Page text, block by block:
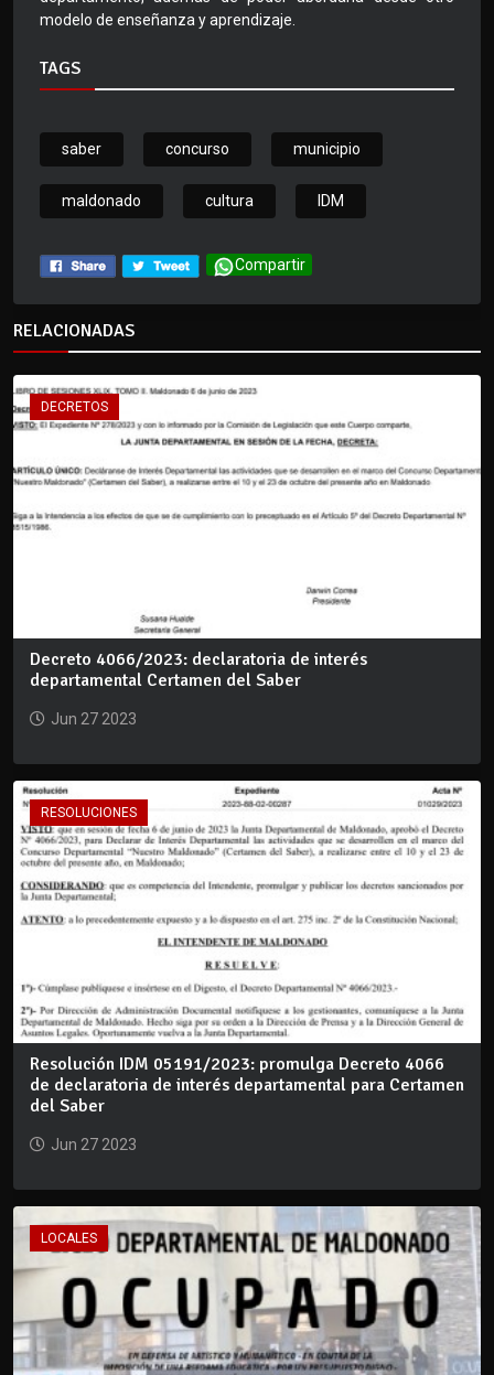
modelo de enseñanza y aprendizaje.
TAGS
saber concurso municipio
maldonado cultura IDM
Compartir
RELACIONADAS
DECRETOS
Decreto 4066/2023: declaratoria de interés
departamental Certamen del Saber
Jun 27 2023
RESOLUCIONES
Resolución IDM 05191/2023: promulga Decreto 4066
de declaratoria de interés departamental para Certamen
del Saber
Jun 27 2023
LOCALES